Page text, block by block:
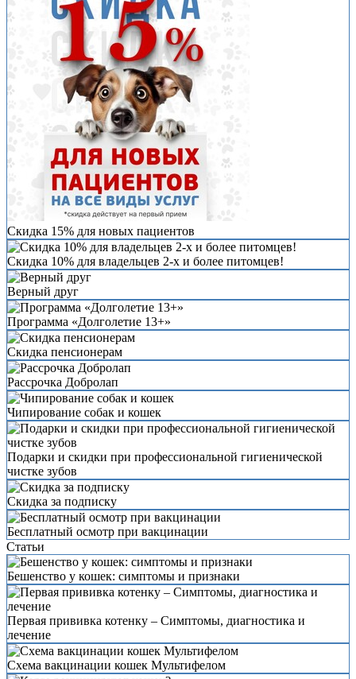
Скидка 15% для новых пациентов
Скидка 10% для владельцев 2-х и более питомцев!
Верный друг
Программа «Долголетие 13+»
Скидка пенсионерам
Рассрочка Добролап
Чипирование собак и кошек
Подарки и скидки при профессиональной гигиенической
чистке зубов
Скидка за подписку
Бесплатный осмотр при вакцинации
Статьи
Бешенство у кошек: симптомы и признаки
Первая прививка котенку – Симптомы, диагностика и
лечение
Схема вакцинации кошек Мультифелом